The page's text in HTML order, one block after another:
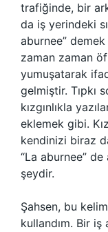
trafiğinde, bir
da iş yerindeki
aburnee”
zaman zaman
yumuşatarak
gelmiştir. Tıpkı
kızgınlıkla
eklemek gibi.
kendinizi biraz
“La aburnee”
şeydir.
Şahsen, bu
kullandım. Bir